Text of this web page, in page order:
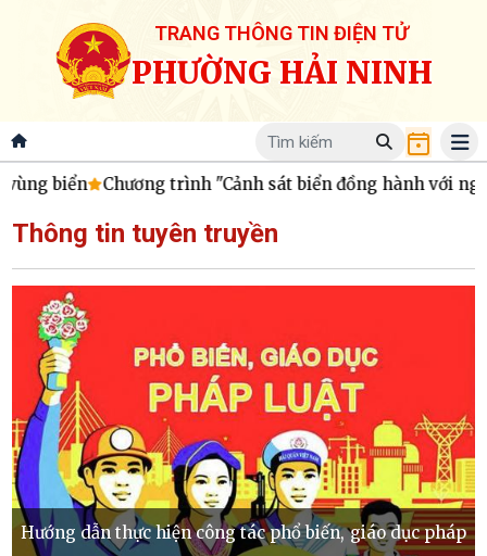
TRANG THÔNG TIN ĐIỆN TỬ
PHƯỜNG HẢI NINH
biển Chương trình "Cảnh sát biển đồng hành với ngư
Thông tin tuyên truyền
Hướng dẫn thực hiện công tác phổ biến, giáo dục pháp